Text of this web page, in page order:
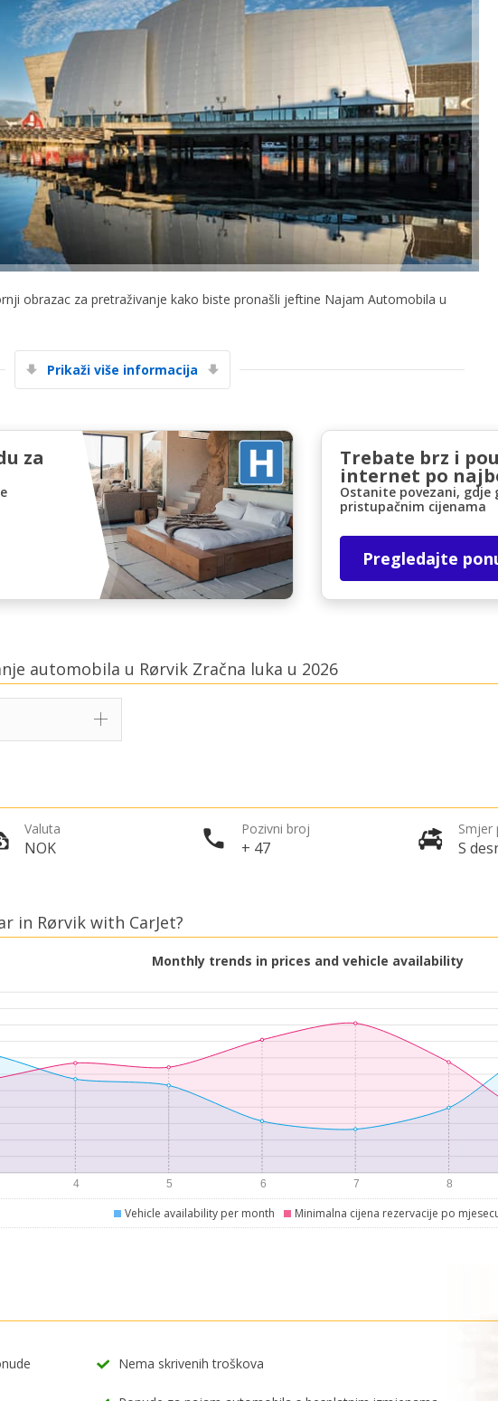
Posebni popusti
Pristupite ekskluzivnim ponudama naših
dobavljača
Prijava putem eLinka
obrazac za pretraživanje kako biste pronašli jeftine Najam Automobila u
Prikaži više informacija
za Trebate brz i
internet po
Ostanite povezani, gdje
pristupačnim cijenama
Pregledajte
automobila u Rørvik Zračna luka u 2026
Valuta
NOK
Pozivni broj
+ 47
Smjer
S
in Rørvik with CarJet?
Monthly trends in prices and vehicle availability
Vehicle availability per month Minimalna cijena rezervacije po
Nema skrivenih troškova